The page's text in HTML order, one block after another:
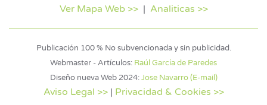
Ver Mapa Web >>| Analiticas >>
Publicación 100 % No subvencionada y sin publicidad.
Webmaster - Artículos: Raúl García de Paredes
Diseño nueva Web 2024:Jose Navarro (E-mail)
Aviso Legal >>| Privacidad & Cookies >>